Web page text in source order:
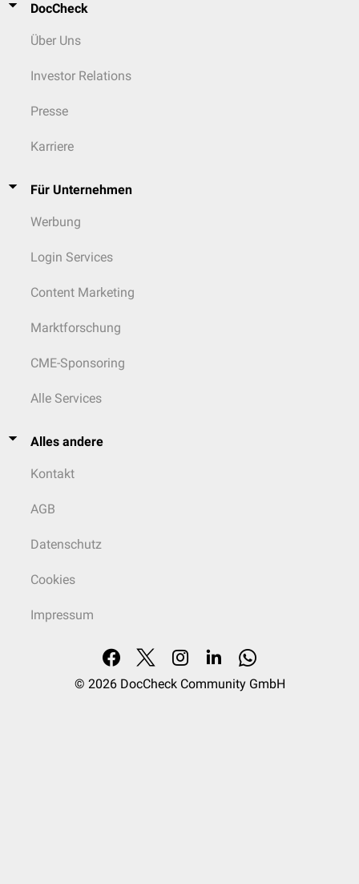
DocCheck
Über Uns
Investor Relations
Presse
Karriere
Für Unternehmen
Werbung
Login Services
Content Marketing
Marktforschung
CME-Sponsoring
Alle Services
Alles andere
Kontakt
AGB
Datenschutz
Cookies
Impressum
© 2026 DocCheck Community GmbH